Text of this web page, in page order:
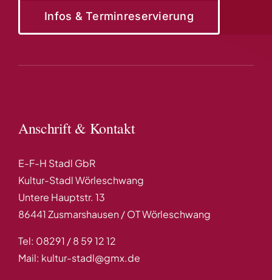
Infos & Terminreservierung
Anschrift & Kontakt
E-F-H Stadl GbR
Kultur-Stadl Wörleschwang
Untere Hauptstr. 13
86441 Zusmarshausen / OT Wörleschwang
Tel: 08291 / 8 59 12 12
Mail: kultur-stadl@gmx.de